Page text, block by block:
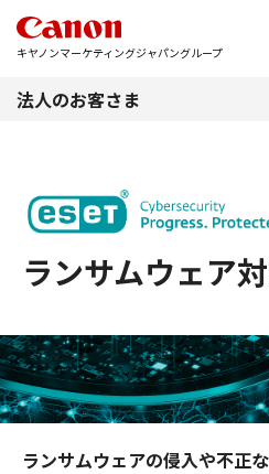
キヤノンマーケティングジャパングループ
法人のお客さま
ランサムウェア
ランサムウェアの侵入や不正